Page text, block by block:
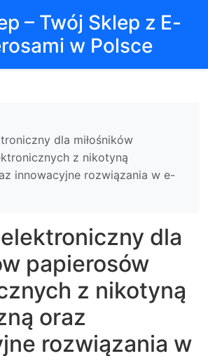
– Twój Sklep z E-
w Polsce
dla miłośników
z nikotyną
innowacyjne rozwiązania w e-
dla
papierosów
z nikotyną
oraz
rozwiązania w